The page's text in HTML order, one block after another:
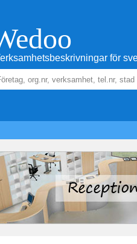
för